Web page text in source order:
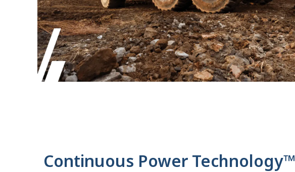
Continuous Power Technology™